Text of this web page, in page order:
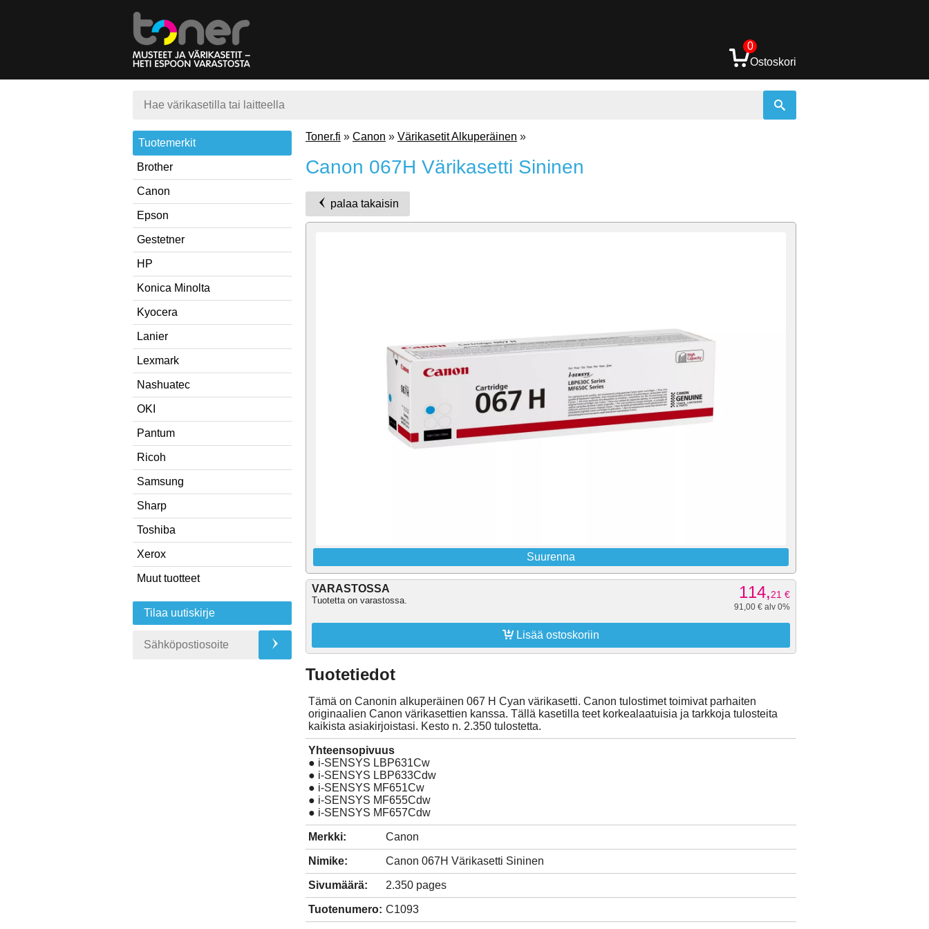
0
Ostoskori
Tuotemerkit
Brother
Canon
Epson
Gestetner
HP
Konica Minolta
Kyocera
Lanier
Lexmark
Nashuatec
OKI
Pantum
Ricoh
Samsung
Sharp
Toshiba
Xerox
Muut tuotteet
Tilaa uutiskirje
Toner.fi » Canon » Värikasetit Alkuperäinen »
Canon 067H Värikasetti Sininen
palaa takaisin
Suurenna
VARASTOSSA
Tuotetta on varastossa. 114,21 €
91,00 € alv 0%
 Lisää ostoskoriin
Tuotetiedot
Tämä on Canonin alkuperäinen 067 H Cyan värikasetti. Canon tulostimet toimivat parhaiten
originaalien Canon värikasettien kanssa. Tällä kasetilla teet korkealaatuisia ja tarkkoja tulosteita
kaikista asiakirjoistasi. Kesto n. 2.350 tulostetta.
Yhteensopivuus
● i-SENSYS LBP631Cw
● i-SENSYS LBP633Cdw
● i-SENSYS MF651Cw
● i-SENSYS MF655Cdw
● i-SENSYS MF657Cdw
Merkki: Canon
Nimike: Canon 067H Värikasetti Sininen
Sivumäärä: 2.350 pages
Tuotenumero: C1093